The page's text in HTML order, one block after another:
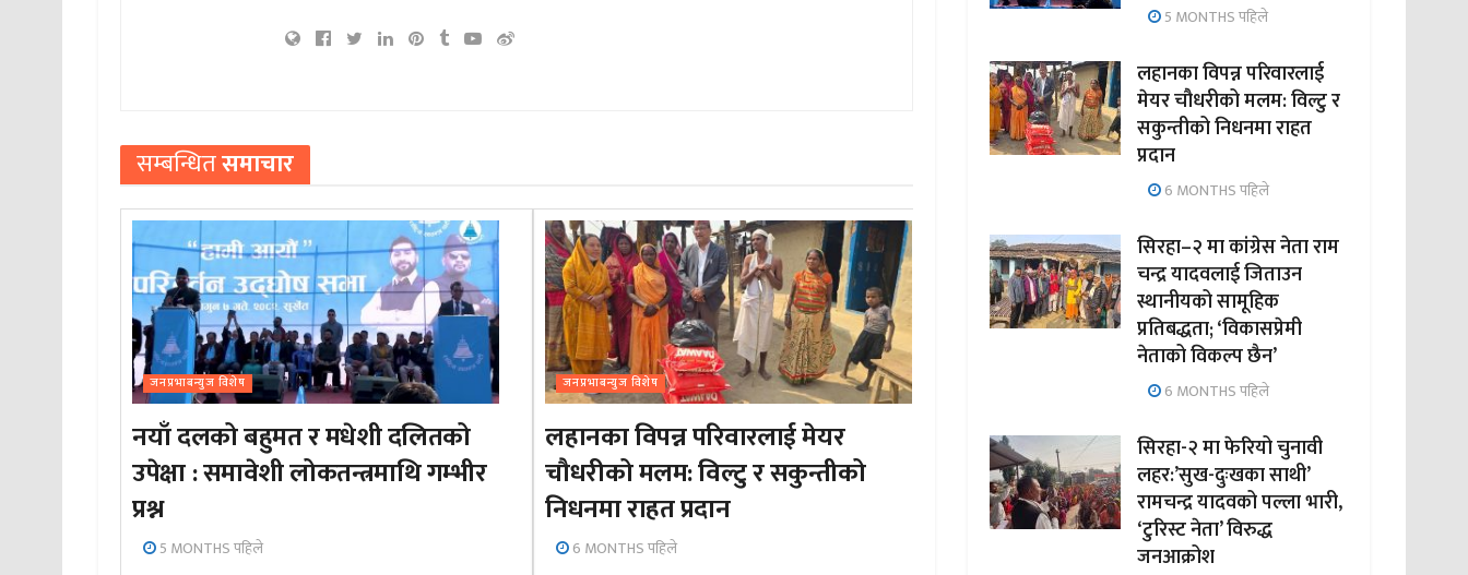
सम्बन्धितसमाचार
जनप्रभाबन्युज विशेष
नयाँ दलको बहुमत र मधेशी दलितको
उपेक्षा : समावेशी लोकतन्त्रमाथि गम्भीर
प्रश्न
5 MONTHS पहिले
जनप्रभाबन्युज विशेष
लहानका विपन्न परिवारलाई मेयर
चौधरीको मलम: विल्टु र सकुन्तीको
निधनमा राहत प्रदान
6 MONTHS पहिले
5 MONTHS पहिले
लहानका विपन्न परिवारलाई
मेयर चौधरीको मलम: विल्टु र
सकुन्तीको निधनमा राहत
प्रदान
6 MONTHS पहिले
सिरहा–२ मा कांग्रेस नेता राम
चन्द्र यादवलाई जिताउन
स्थानीयको सामूहिक
प्रतिबद्धता; ‘विकासप्रेमी
नेताको विकल्प छैन’
6 MONTHS पहिले
सिरहा-२ मा फेरियो चुनावी
लहर:’सुख-दुःखका साथी’
रामचन्द्र यादवको पल्ला भारी,
‘टुरिस्ट नेता’ विरुद्ध
जनआक्रोश